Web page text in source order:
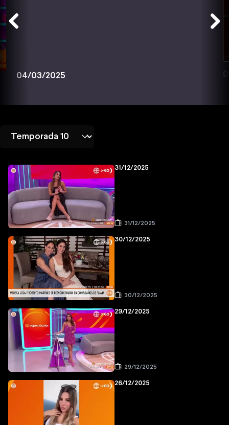
04/03/2025
31/12/2025
31/12/2025
30/12/2025
30/12/2025
29/12/2025
29/12/2025
26/12/2025